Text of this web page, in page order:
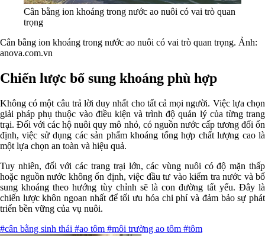
Cân bằng ion khoáng trong nước ao nuôi có vai trò quan
trọng
Cân bằng ion khoáng trong nước ao nuôi có vai trò quan trọng. Ảnh:
anova.com.vn
Chiến lược bổ sung khoáng phù hợp
Không có một câu trả lời duy nhất cho tất cả mọi người. Việc lựa chọn
giải pháp phụ thuộc vào điều kiện và trình độ quản lý của từng trang
trại. Đối với các hộ nuôi quy mô nhỏ, có nguồn nước cấp tương đối ổn
định, việc sử dụng các sản phẩm khoáng tổng hợp chất lượng cao là
một lựa chọn an toàn và hiệu quả.
Tuy nhiên, đối với các trang trại lớn, các vùng nuôi có độ mặn thấp
hoặc nguồn nước không ổn định, việc đầu tư vào kiểm tra nước và bổ
sung khoáng theo hướng tùy chỉnh sẽ là con đường tất yếu. Đây là
chiến lược khôn ngoan nhất để tối ưu hóa chi phí và đảm bảo sự phát
triển bền vững của vụ nuôi.
#cân bằng sinh thái #ao tôm #môi trường ao tôm #tôm